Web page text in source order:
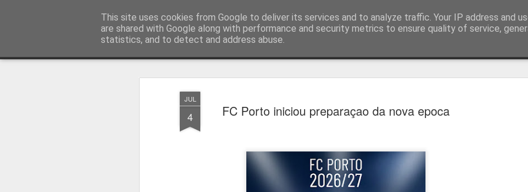
JUL
4 FC Porto iniciou preparaçao da nova epoca
This site uses cookies from Google to deliver its services and to analyze traffic. Your IP address and
are shared with Google along with performance and security metrics to ensure quality of service,
statistics, and to detect and address abuse.
Press Magazine
AUG
7
Estoril e Famalicão empatam no
arranque do campeonato